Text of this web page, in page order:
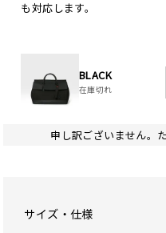
も対応します。
BLACK
在庫切れ
申し訳ございません。
サイズ・仕様